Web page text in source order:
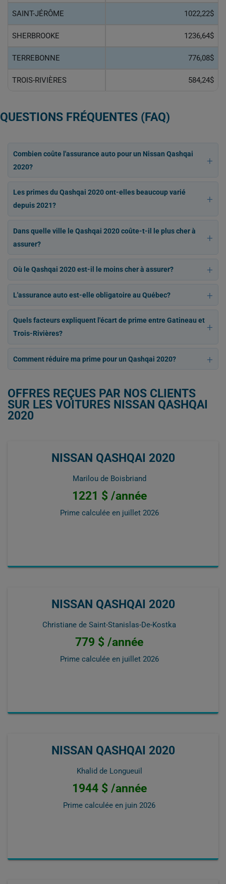
SAINT-JÉRÔME 1022,22$
SHERBROOKE 1236,64$
TERREBONNE 776,08$
TROIS-RIVIÈRES 584,24$
QUESTIONS FRÉQUENTES (FAQ)
Combien coûte l'assurance auto pour un Nissan Qashqai
2020?
Les primes du Qashqai 2020 ont-elles beaucoup varié
depuis 2021?
Dans quelle ville le Qashqai 2020 coûte-t-il le plus cher à
assurer?
Où le Qashqai 2020 est-il le moins cher à assurer?
L'assurance auto est-elle obligatoire au Québec?
Quels facteurs expliquent l'écart de prime entre Gatineau et
Trois-Rivières?
Comment réduire ma prime pour un Qashqai 2020?
OFFRES REÇUES PAR NOS CLIENTS
SUR LES VOITURES NISSAN QASHQAI
2020
NISSAN QASHQAI 2020
Marilou de Boisbriand
1221 $ /année
Prime calculée en juillet 2026
NISSAN QASHQAI 2020
Christiane de Saint-Stanislas-De-Kostka
779 $ /année
Prime calculée en juillet 2026
NISSAN QASHQAI 2020
Khalid de Longueuil
1944 $ /année
Prime calculée en juin 2026